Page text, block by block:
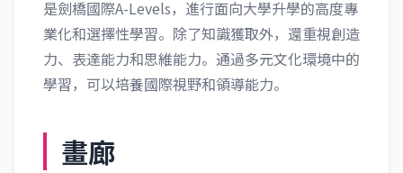
是劍橋國際A-Levels，進行面向大學升學的高度專
業化和選擇性學習。除了知識獲取外，還重視創造
力、表達能力和思維能力。通過多元文化環境中的
學習，可以培養國際視野和領導能力。
畫廊